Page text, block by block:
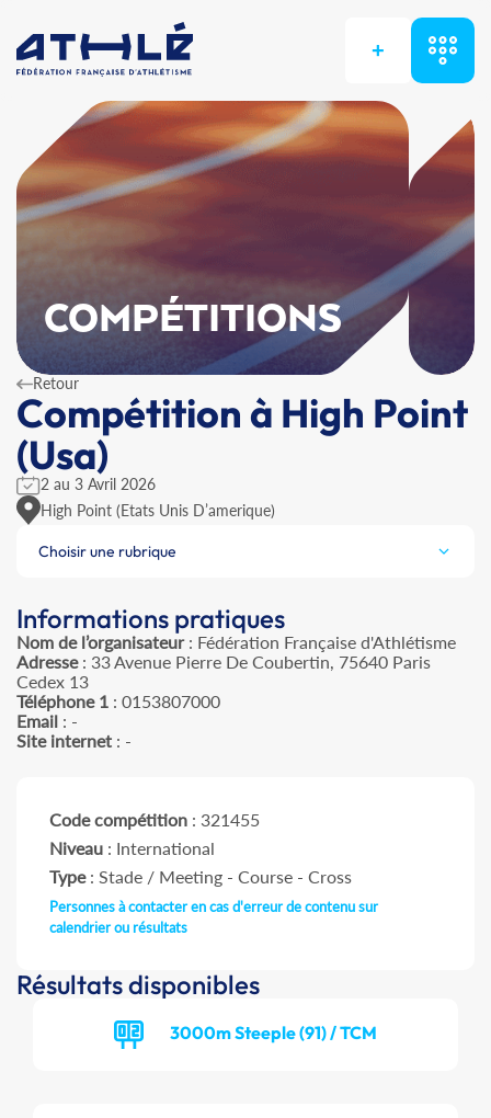
+
COMPÉTITIONS
Retour
Compétition à High Point
(Usa)
2 au 3 Avril 2026
High Point (Etats Unis D’amerique)
Choisir une rubrique
Informations pratiques
Nom de l’organisateur: Fédération Française d'Athlétisme
Adresse: 33 Avenue Pierre De Coubertin, 75640 Paris
Cedex 13
Téléphone 1 : 0153807000
Email : -
Site internet : -
Code compétition : 321455
Niveau : International
Type: Stade / Meeting - Course - Cross
Personnes à contacter en cas d'erreur de contenu sur
calendrier ou résultats
Résultats disponibles
3000m Steeple (91) / TCM